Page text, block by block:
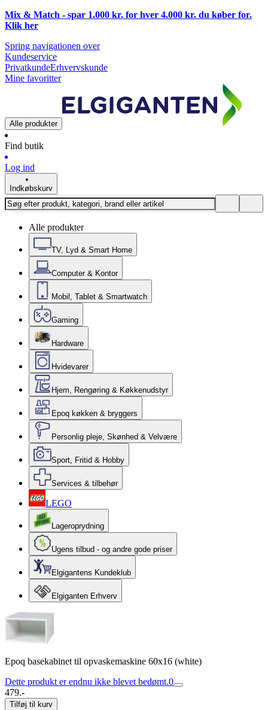
Mix & Match - spar 1.000 kr. for hver 4.000 kr. du køber for.
Klik her
Spring navigationen over
Kundeservice
PrivatkundeErhvervskunde
Mine favoritter
Alle produkter
Find butik
Log ind
Indkøbskurv
Alle produkter
TV, Lyd & Smart Home
Computer & Kontor
Mobil, Tablet & Smartwatch
Gaming
Hardware
Hvidevarer
Hjem, Rengøring & Køkkenudstyr
Epoq køkken & bryggers
Personlig pleje, Skønhed & Velvære
Sport, Fritid & Hobby
Services & tilbehør
LEGO
Lageroprydning
Ugens tilbud - og andre gode priser
Elgigantens Kundeklub
Elgiganten Erhverv
Epoq basekabinet til opvaskemaskine 60x16 (white)
Dette produkt er endnu ikke blevet bedømt.0
479.-
Tilføj til kurv